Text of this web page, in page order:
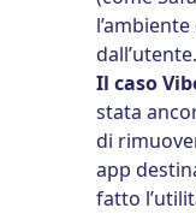
dall’utente.
Il caso
stata
di
app
fatto